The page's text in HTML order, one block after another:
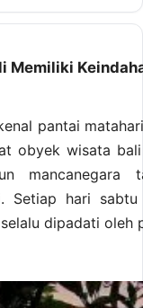
candi…
Memiliki
pantai
obyek wisata
Setiap hari
dipadati oleh